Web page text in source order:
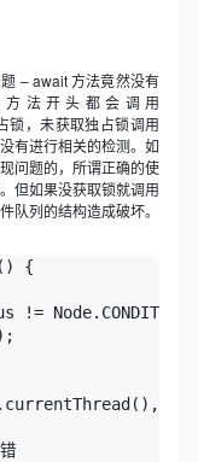
– await 方法竟然没有
方法开头都会调用
锁，未获取独占锁调用
有进行相关的检测。如
问题的，所谓正确的使
但如果没获取锁就调用
队列的结构造成破坏。
{
!=